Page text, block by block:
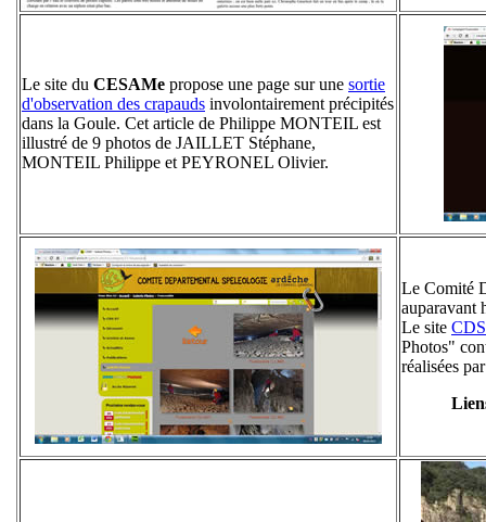
Le site du CESAMe propose une page sur une sortie
d'observation des crapauds involontairement précipités
dans la Goule. Cet article de Philippe MONTEIL est
illustré de 9 photos de JAILLET Stéphane,
MONTEIL Philippe et PEYRONEL Olivier.
Le Comité
auparavant
Le site
Photos"
réalisées